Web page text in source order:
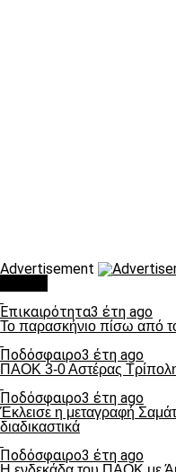
Advertisement
Επικαιρότητα3 έτη ago
Το παρασκήνιο πίσω από
Ποδόσφαιρο3 έτη ago
ΠΑΟΚ 3-0 Αστέρας
Ποδόσφαιρο3 έτη ago
Έκλεισε η μεταγραφή
διαδικαστικά
Ποδόσφαιρο3 έτη ago